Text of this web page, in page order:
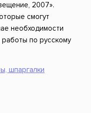
2007».
смогут
необходимости
по русскому
шпаргалки